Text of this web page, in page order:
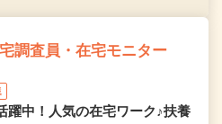
調査員・在宅モニター
躍中！人気の在宅ワーク♪扶養